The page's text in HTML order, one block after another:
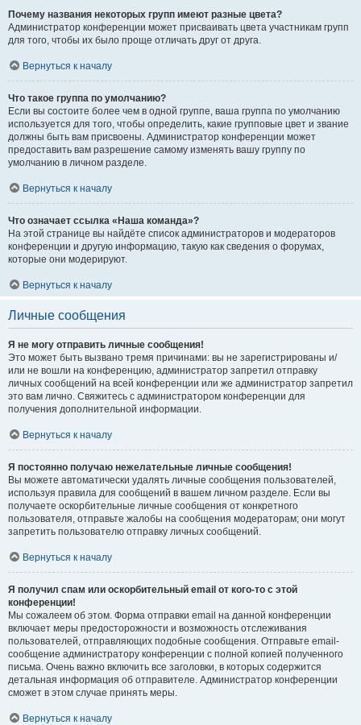
Почему названия некоторых групп имеют разные цвета?
Администратор конференции может присваивать цвета участникам групп
для того, чтобы их было проще отличать друг от друга.
Вернуться к началу
Что такое группа по умолчанию?
Если вы состоите более чем в одной группе, ваша группа по умолчанию
используется для того, чтобы определить, какие групповые цвет и звание
должны быть вам присвоены. Администратор конференции может
предоставить вам разрешение самому изменять вашу группу по
умолчанию в личном разделе.
Вернуться к началу
Что означает ссылка «Наша команда»?
На этой странице вы найдёте список администраторов и модераторов
конференции и другую информацию, такую как сведения о форумах,
которые они модерируют.
Вернуться к началу
Личные сообщения
Я не могу отправить личные сообщения!
Это может быть вызвано тремя причинами: вы не зарегистрированы и/
или не вошли на конференцию, администратор запретил отправку
личных сообщений на всей конференции или же администратор запретил
это вам лично. Свяжитесь с администратором конференции для
получения дополнительной информации.
Вернуться к началу
Я постоянно получаю нежелательные личные сообщения!
Вы можете автоматически удалять личные сообщения пользователей,
используя правила для сообщений в вашем личном разделе. Если вы
получаете оскорбительные личные сообщения от конкретного
пользователя, отправьте жалобы на сообщения модераторам; они могут
запретить пользователю отправку личных сообщений.
Вернуться к началу
Я получил спам или оскорбительный email от кого-то с этой
конференции!
Мы сожалеем об этом. Форма отправки email на данной конференции
включает меры предосторожности и возможность отслеживания
пользователей, отправляющих подобные сообщения. Отправьте email-
сообщение администратору конференции с полной копией полученного
письма. Очень важно включить все заголовки, в которых содержится
детальная информация об отправителе. Администратор конференции
сможет в этом случае принять меры.
Вернуться к началу